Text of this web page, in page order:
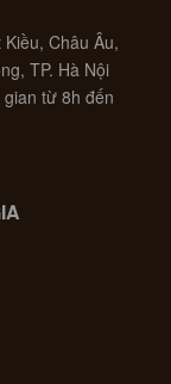
Châu Âu,
TP. Hà Nội
từ 8h đến